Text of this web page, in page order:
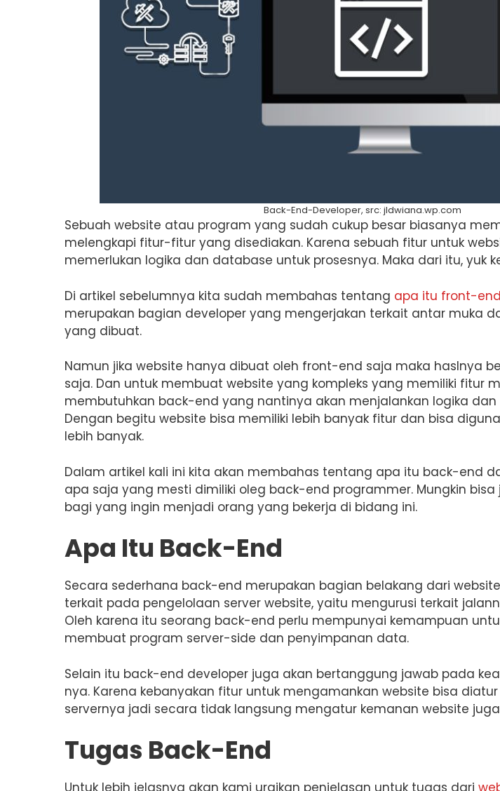
Back-End-Developer, src: jldwiana.wp.com
Sebuah website atau program yang sudah cukup besar biasanya
melengkapi fitur-fitur yang disediakan. Karena sebuah fitur untuk
memerlukan logika dan database untuk prosesnya. Maka dari itu, yuk
Di artikel sebelumnya kita sudah membahas tentang apa itu front-end
merupakan bagian developer yang mengerjakan terkait antar muka
yang dibuat.
Namun jika website hanya dibuat oleh front-end saja maka haslnya
saja. Dan untuk membuat website yang kompleks yang memiliki fitur
membutuhkan back-end yang nantinya akan menjalankan logika
Dengan begitu website bisa memiliki lebih banyak fitur dan bisa
lebih banyak.
Dalam artikel kali ini kita akan membahas tentang apa itu back-end
apa saja yang mesti dimiliki oleg back-end programmer. Mungkin
bagi yang ingin menjadi orang yang bekerja di bidang ini.
Apa Itu Back-End
Secara sederhana back-end merupakan bagian belakang dari
terkait pada pengelolaan server website, yaitu mengurusi terkait
Oleh karena itu seorang back-end perlu mempunyai kemampuan
membuat program server-side dan penyimpanan data.
Selain itu back-end developer juga akan bertanggung jawab pada
nya. Karena kebanyakan fitur untuk mengamankan website bisa
servernya jadi secara tidak langsung mengatur kemanan website
Tugas Back-End